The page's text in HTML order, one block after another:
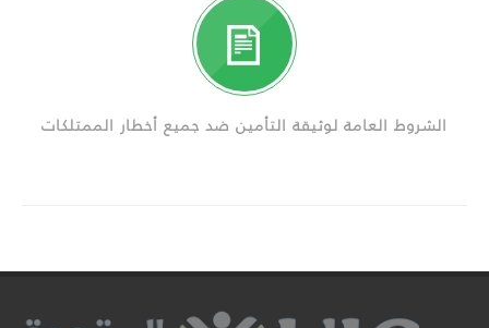
الشروط العامة لوثيقة التأمين ضد جميع أخطار الممتلكات